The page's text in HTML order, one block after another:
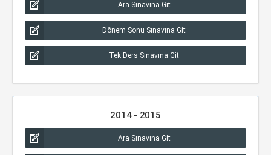
Ara Sınavına Git
Dönem Sonu Sınavına Git
Tek Ders Sınavına Git
2014 - 2015
Ara Sınavına Git